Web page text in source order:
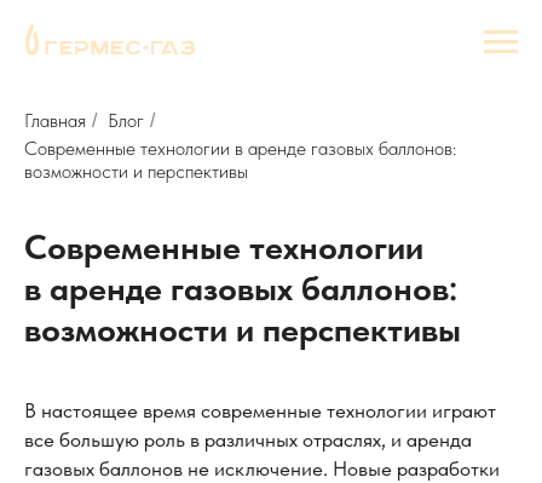
Главная / Блог /
Современные технологии в аренде газовых баллонов:
возможности и перспективы
Современные технологии
в аренде газовых баллонов:
возможности и перспективы
В настоящее время современные технологии играют
все большую роль в различных отраслях, и аренда
газовых баллонов не исключение. Новые разработки